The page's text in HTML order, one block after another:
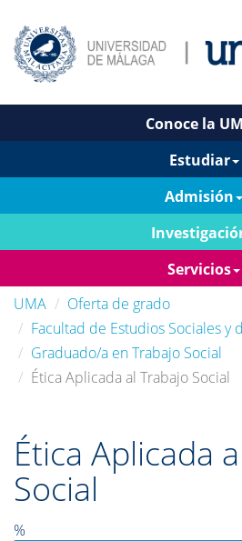
Conoce la
Estudiar
Admisión
Servicios
UMA
Oferta de grado
Facultad de Estudios Sociales y
Graduado/a en Trabajo Social
Ética Aplicada al Trabajo Social
Ética Aplicada
Social
%